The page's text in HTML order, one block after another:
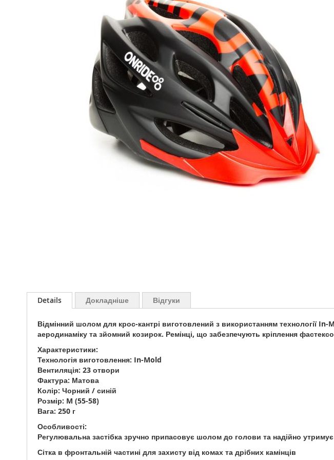
до
початку
зображень
Details
Відмінний шолом для крос-кантрі виготовлений з використанням технології
аеродинаміку та зйомний козирок. Ремінці, що забезпечують кріплення
Характеристики:
Технологія виготовлення: In-Mold
Вентиляція: 23 отвори
Фактура: Матова
Колір: Чорний / синій
Розмір: M (55-58)
Вага: 250 г
Особливості:
Регулювальна застібка зручно припасовує шолом до голови та надійно
Сітка в фронтальній частині для захисту від комах та дрібних камінців
Докладніше Відгуки